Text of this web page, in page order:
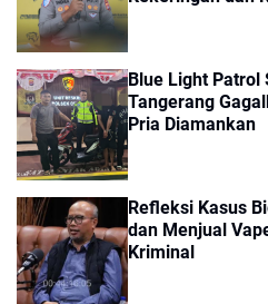
Blue Light Patrol
Tangerang
Pria Diamankan
Refleksi Kasus
dan Menjual
Kriminal